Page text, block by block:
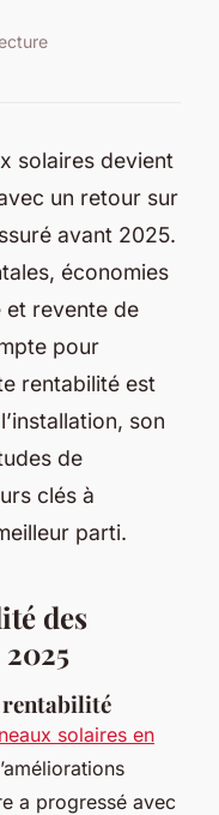
solaires devient
un retour sur
avant 2025.
économies
et revente de
pour
rentabilité est
son
de
clés à
parti.
des
rentabilité
solaires en
a progressé avec